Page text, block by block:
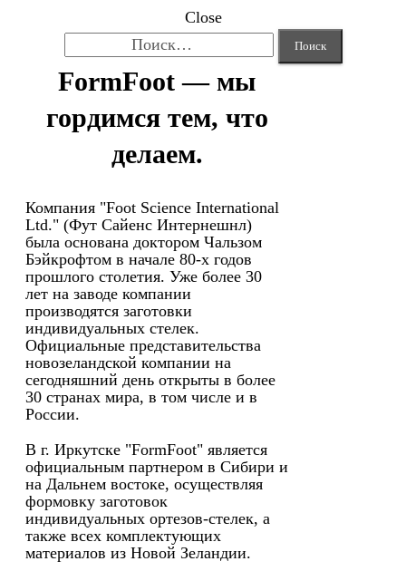
Close
FormFoot — мы
гордимся тем, что
делаем.
Компания "Foot Science International
Ltd." (Фут Сайенс Интернешнл)
была основана доктором Чальзом
Бэйкрофтом в начале 80-х годов
прошлого столетия. Уже более 30
лет на заводе компании
производятся заготовки
индивидуальных стелек.
Официальные представительства
новозеландской компании на
сегодняшний день открыты в более
30 странах мира, в том числе и в
России.
В г. Иркутске "FormFoot" является
официальным партнером в Сибири и
на Дальнем востоке, осуществляя
формовку заготовок
индивидуальных ортезов-стелек, а
также всех комплектующих
материалов из Новой Зеландии.